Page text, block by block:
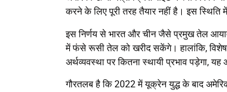
करने के लिए पूरी तरह तैयार नहीं है। इस
इस निर्णय से भारत और चीन जैसे प्रमुख तेल
में फंसे रूसी तेल को खरीद सकेंगे। हालांकि,
अर्थव्यवस्था पर कितना स्थायी प्रभाव पड़ेगा,
गौरतलब है कि 2022 में यूक्रेन युद्ध के बाद